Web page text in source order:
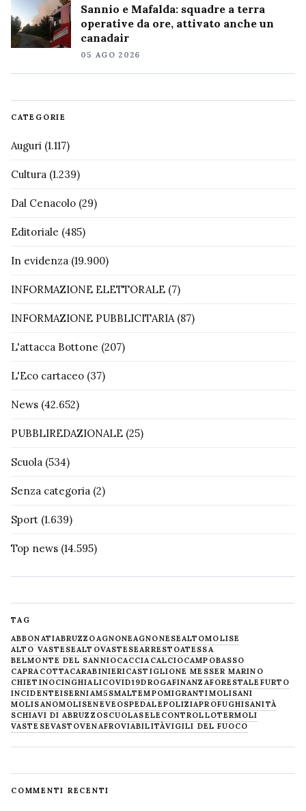
Sannio e Mafalda: squadre a terra
operative da ore, attivato anche un
canadair
05 AGO 2026
CATEGORIE
Auguri (1.117)
Cultura (1.239)
Dal Cenacolo (29)
Editoriale (485)
In evidenza (19.900)
INFORMAZIONE ELETTORALE (7)
INFORMAZIONE PUBBLICITARIA (87)
L'attacca Bottone (207)
L'Eco cartaceo (37)
News (42.652)
PUBBLIREDAZIONALE (25)
Scuola (534)
Senza categoria (2)
Sport (1.639)
Top news (14.595)
TAG
ABBONATIABRUZZOAGNONEAGNONESEALTOMOLISE
ALTO VASTESEALTOVASTESEARRESTOATESSA
BELMONTE DEL SANNIOCACCIA CALCIOCAMPOBASSO
CAPRACOTTACARABINIERICASTIGLIONE MESSER MARINO
CHIETINOCINGHIALICOVID19DROGAFINANZAFORESTALE FURTO
INCIDENTEISERNIAM5SMALTEMPOMIGRANTIMOLISANI
MOLISANOMOLISENEVE OSPEDALEPOLIZIAPROFUGHISANITÀ
SCHIAVI DI ABRUZZOSCUOLASELECONTROLLOTERMOLI
VASTESEVASTOVENAFROVIABILITÀVIGILI DEL FUOCO
COMMENTI RECENTI